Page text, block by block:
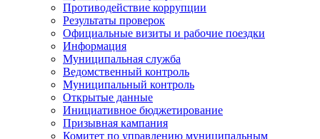
Противодействие коррупции
Результаты проверок
Официальные визиты и рабочие поездки
Информация
Муниципальная служба
Ведомственный контроль
Муниципальный контроль
Открытые данные
Инициативное бюджетирование
Призывная кампания
Комитет по управлению муниципальным